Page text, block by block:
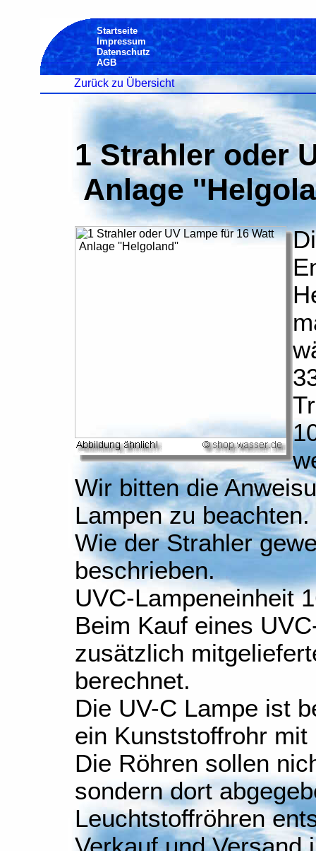
Startseite
Impressum
Datenschutz
AGB
Zurück zu Übersicht
1 Strahler oder
Anlage
Wir bitten die
Lampen zu beachten.
Wie der Strahler
beschrieben.
UVC-Lampeneinheit
Beim Kauf eines
zusätzlich
berechnet.
Die UV-C Lampe ist
ein Kunststoffrohr
Die Röhren sollen
sondern dort
Leuchtstoffröhren